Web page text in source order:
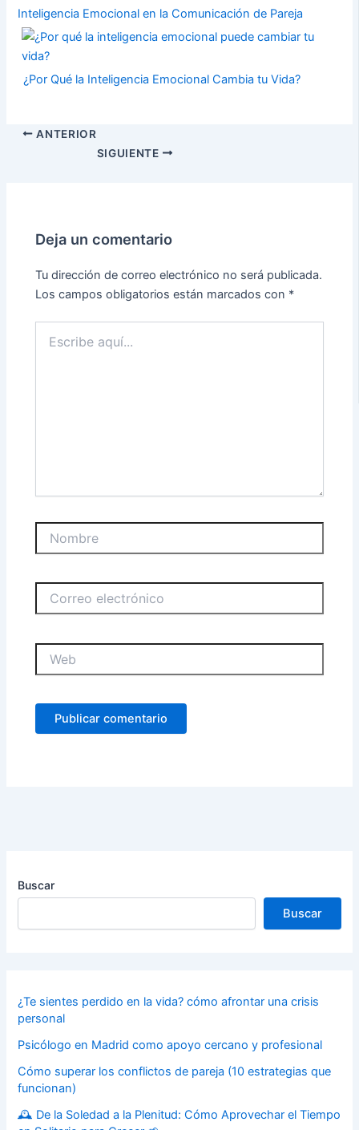
Inteligencia Emocional en la Comunicación de Pareja
¿Por Qué la Inteligencia Emocional Cambia tu Vida?
ANTERIOR
SIGUIENTE
Deja un comentario
Tu dirección de correo electrónico no será publicada.
Los campos obligatorios están marcados con *
aquí...
electrónico
Buscar
Buscar
¿Te sientes perdido en la vida? cómo afrontar una crisis
personal
Psicólogo en Madrid como apoyo cercano y profesional
Cómo superar los conflictos de pareja (10 estrategias que
funcionan)
🕰️ De la Soledad a la Plenitud: Cómo Aprovechar el Tiempo